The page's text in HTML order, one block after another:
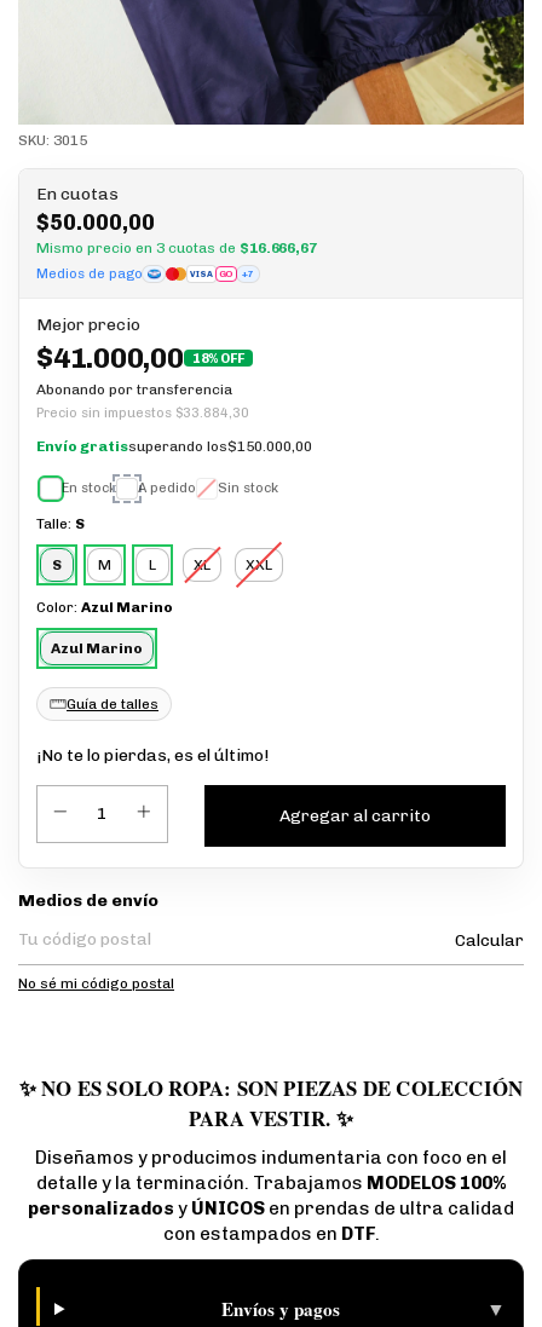
SKU: 3015
En cuotas
$50.000,00
Mismo precio en 3 cuotas de $16.666,67
Medios de pago VISA GO +7
Mejor precio
$41.000,00 18% OFF
Abonando por transferencia
Precio sin impuestos $33.884,30
Envío gratissuperando los$150.000,00
En stock A pedido Sin stock
Talle: S
S M L XL XXL
Color: Azul Marino
Azul Marino
Guía de talles
¡No te lo pierdas, es el último!
Entregas para el CP:
Medios de envío
Calcular
No sé mi código postal
✨ NO ES SOLO ROPA: SON PIEZAS DE COLECCIÓN
PARA VESTIR. ✨
Diseñamos y producimos indumentaria con foco en el
detalle y la terminación. Trabajamos MODELOS 100%
personalizados y ÚNICOS en prendas de ultra calidad
con estampados en DTF.
Envíos y pagos ▼